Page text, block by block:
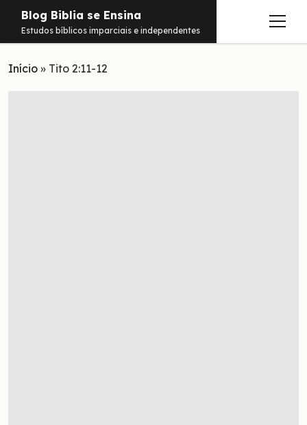
Blog Biblia se Ensina
Estudos bíblicos imparciais e independentes
abrir
Estudos
Início » Tito 2:11-12